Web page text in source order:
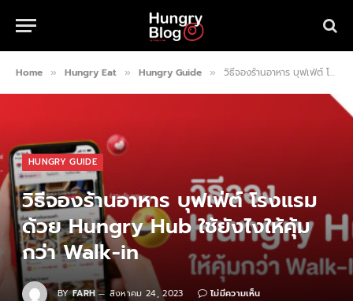
Home » Hungry Eat » Hungry Guide » วิธีจองร้านอาหาร บุฟเฟ่ต์ โรงแรมด้วย Hungry Hub ใช้ยังไงให้คุ้มกว่า Walk-in
HUNGRY GUIDE
วิธีจองร้านอาหาร บุฟเฟ่ต์ โรงแรม
ด้วย Hungry Hub ใช้ยังไงให้คุ้ม
กว่า Walk-in
BY FARH สิงหาคม 24, 2023
ไม่มีความเห็น